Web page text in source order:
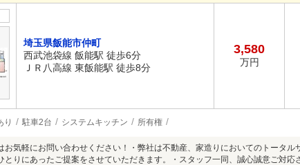
埼玉県飯能市仲町
西武池袋線 飯能駅 徒歩6分
ＪＲ八高線 東飯能駅 徒歩8分
3,580
万円
り 駐車2台 システムキッチン 所有権
気軽にお問い合わせください！・弊社は不動産、家造りにおいてのトータ
とりにあったご提案をさせていただきます。・スタッフ一同、誠心誠意ご対